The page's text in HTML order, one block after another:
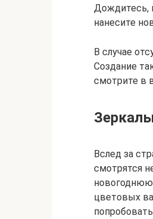
Дождитесь,
нанесите
В случае
Создание
смотрите в
Вслед за
смотрятся
новогоднюю
цветовых